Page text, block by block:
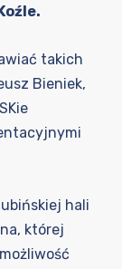
takich
Bieniek,
hali
której